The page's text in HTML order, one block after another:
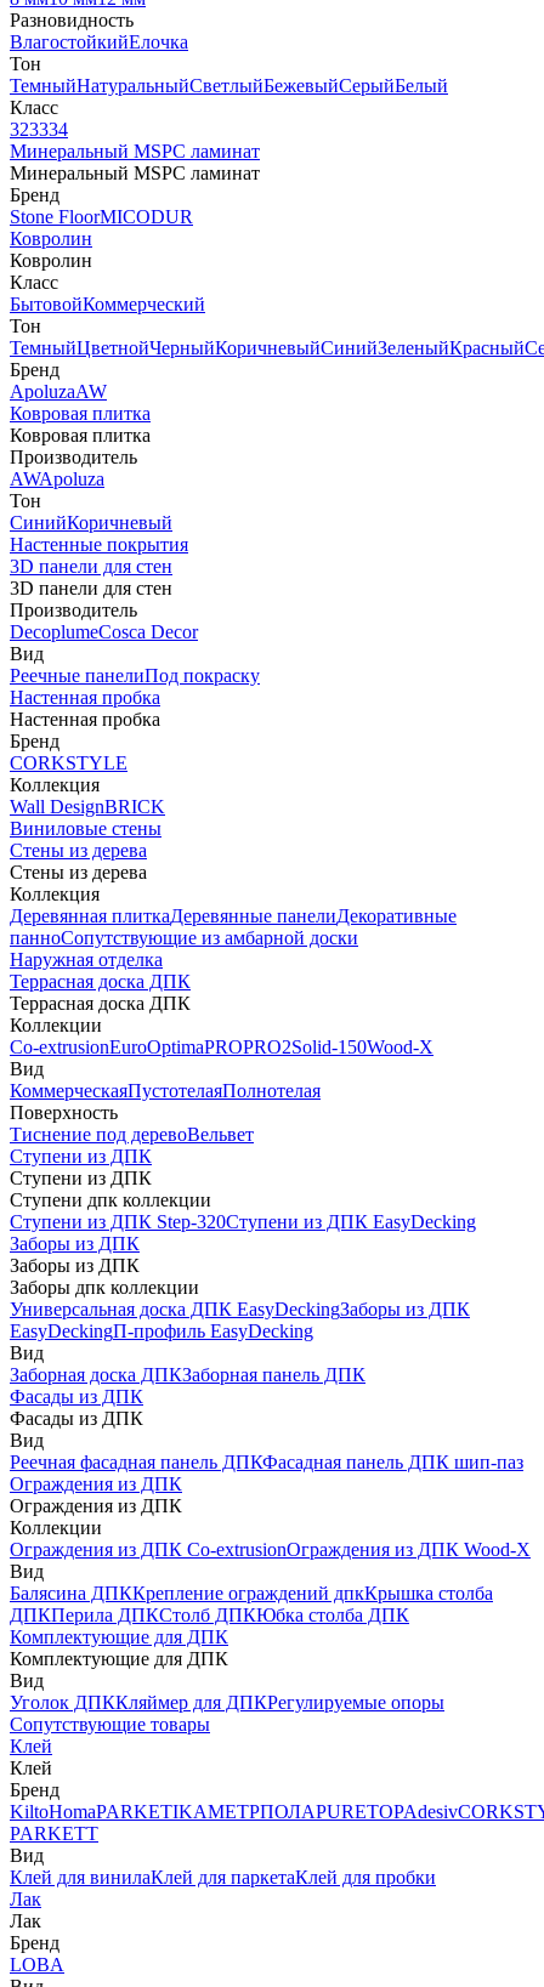
Разновидность
ВлагостойкийЕлочка
Тон
ТемныйНатуральныйСветлыйБежевыйСерыйБелый
Класс
323334
Минеральный MSPC ламинат
Минеральный MSPC ламинат
Бренд
Stone FloorMICODUR
Ковролин
Ковролин
Класс
БытовойКоммерческий
Тон
ТемныйЦветнойЧерныйКоричневыйСинийЗеленыйКрасный
Бренд
ApoluzaAW
Ковровая плитка
Ковровая плитка
Производитель
AWApoluza
Тон
СинийКоричневый
Настенные покрытия
3D панели для стен
3D панели для стен
Производитель
DecoplumeCosca Decor
Вид
Реечные панелиПод покраску
Настенная пробка
Настенная пробка
Бренд
CORKSTYLE
Коллекция
Wall DesignBRICK
Виниловые стены
Стены из дерева
Стены из дерева
Коллекция
Деревянная плиткаДеревянные панелиДекоративные
панноСопутствующие из амбарной доски
Наружная отделка
Террасная доска ДПК
Террасная доска ДПК
Коллекции
Co-extrusionEuroOptimaPROPRO2Solid-150Wood-X
Вид
КоммерческаяПустотелаяПолнотелая
Поверхность
Тиснение под деревоВельвет
Ступени из ДПК
Ступени из ДПК
Ступени дпк коллекции
Ступени из ДПК Step-320Ступени из ДПК EasyDecking
Заборы из ДПК
Заборы из ДПК
Заборы дпк коллекции
Универсальная доска ДПК EasyDeckingЗаборы из ДПК
EasyDeckingП-профиль EasyDecking
Вид
Заборная доска ДПКЗаборная панель ДПК
Фасады из ДПК
Фасады из ДПК
Вид
Реечная фасадная панель ДПКФасадная панель ДПК шип-паз
Ограждения из ДПК
Ограждения из ДПК
Коллекции
Ограждения из ДПК Co-extrusionОграждения из ДПК Wood-X
Вид
Балясина ДПККрепление ограждений дпкКрышка столба
ДПКПерила ДПКСтолб ДПКЮбка столба ДПК
Комплектующие для ДПК
Комплектующие для ДПК
Вид
Уголок ДПККляймер для ДПКРегулируемые опоры
Сопутствующие товары
Клей
Клей
Бренд
KiltoHomaPARKETIKAМЕТРПОЛАPURETOPAdesiv
PARKETT
Вид
Клей для винилаКлей для паркетаКлей для пробки
Лак
Лак
Бренд
LOBA